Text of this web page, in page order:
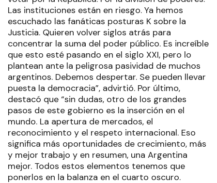
Las instituciones están en riesgo. Ya hemos
escuchado las fanáticas posturas K sobre la
Justicia. Quieren volver siglos atrás para
concentrar la suma del poder público. Es increíble
que esto esté pasando en el siglo XXI, pero lo
plantean ante la peligrosa pasividad de muchos
argentinos. Debemos despertar. Se pueden llevar
puesta la democracia”, advirtió. Por último,
destacó que “sin dudas, otro de los grandes
pasos de este gobierno es la inserción en el
mundo. La apertura de mercados, el
reconocimiento y el respeto internacional. Eso
significa más oportunidades de crecimiento, más
y mejor trabajo y en resumen, una Argentina
mejor. Todos estos elementos tenemos que
ponerlos en la balanza en el cuarto oscuro.